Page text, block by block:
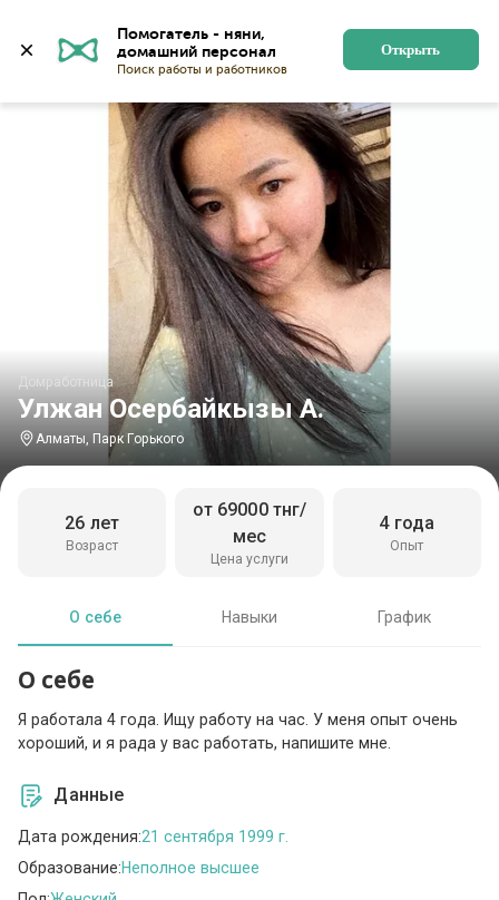
Помогатель - няни,
Поиск работы и работников
Открыть
Улжан Осербайкызы А.
Домработница
Алматы, Парк Горького
Возраст
26 лет
Цена услуги
от 69000 тнг/
мес
Опыт
4 года
О себе Навыки График
О себе
Я работала 4 года. Ищу работу на час. У меня опыт очень
хороший, и я рада у вас работать, напишите мне.
Данные
Дата рождения:21 сентября 1999 г.
Образование:Неполное высшее